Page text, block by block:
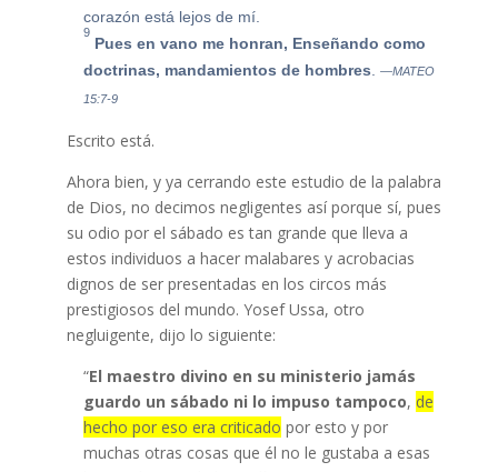
corazón está lejos de mí.
9
Pues en vano me honran, Enseñando como
doctrinas, mandamientos de hombres
—MATEO
15:7-9
Escrito está.
Ahora bien, y ya cerrando este estudio de la palabra
de Dios, no decimos negligentes así porque sí, pues
su odio por el sábado es tan grande que lleva a
estos individuos a hacer malabares y acrobacias
dignos de ser presentadas en los circos más
prestigiosos del mundo. Yosef Ussa, otro
negluigente, dijo lo siguiente:
“El maestro divino en su ministerio jamás
guardo un sábado ni lo impuso tampoco, de
hecho por eso era criticado por esto y por
muchas otras cosas que él no le gustaba a esas